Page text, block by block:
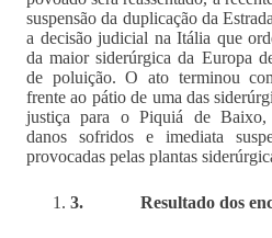
suspensão da duplicação da
a decisão judicial na Itália que
da maior siderúrgica da Europa
de poluição. O ato terminou
frente ao pátio de uma das
justiça para o Piquiá de Baixo,
danos sofridos e imediata
provocadas pelas plantas
3. Resultado dos